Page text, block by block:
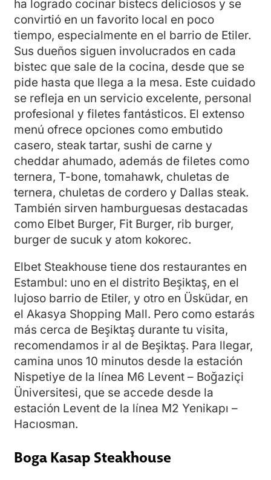
ha logrado cocinar bistecs deliciosos y se
convirtió en un favorito local en poco
tiempo, especialmente en el barrio de Etiler.
Sus dueños siguen involucrados en cada
bistec que sale de la cocina, desde que se
pide hasta que llega a la mesa. Este cuidado
se refleja en un servicio excelente, personal
profesional y filetes fantásticos. El extenso
menú ofrece opciones como embutido
casero, steak tartar, sushi de carne y
cheddar ahumado, además de filetes como
ternera, T-bone, tomahawk, chuletas de
ternera, chuletas de cordero y Dallas steak.
También sirven hamburguesas destacadas
como Elbet Burger, Fit Burger, rib burger,
burger de sucuk y atom kokorec.
Elbet Steakhouse tiene dos restaurantes en
Estambul: uno en el distrito Beşiktaş, en el
lujoso barrio de Etiler, y otro en Üsküdar, en
el Akasya Shopping Mall. Pero como estarás
más cerca de Beşiktaş durante tu visita,
recomendamos ir al de Beşiktaş. Para llegar,
camina unos 10 minutos desde la estación
Nispetiye de la línea M6 Levent – Boğaziçi
Üniversitesi, que se accede desde la
estación Levent de la línea M2 Yenikapı –
Hacıosman.
Boga Kasap Steakhouse